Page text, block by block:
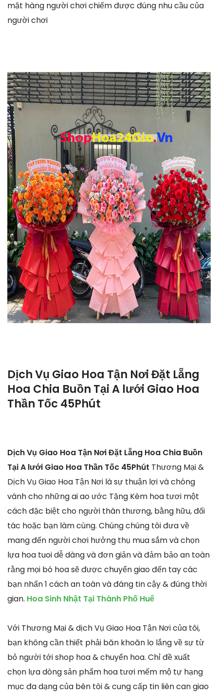
mặt hàng người chơi chiếm được đúng nhu cầu của
người chơi
Dịch Vụ Giao Hoa Tận Nơi Đặt Lẵng
Hoa Chia Buồn Tại A lưới Giao Hoa
Thần Tốc 45Phút
Dịch Vụ Giao Hoa Tận Nơi Đặt Lẵng Hoa Chia Buồn
Tại A lưới Giao Hoa Thần Tốc 45Phút Thương Mại &
Dịch Vụ Giao Hoa Tận Nơi là sự thuận lợi và chóng
vánh cho những ai ao ước Tặng Kèm hoa tươi một
cách đặc biệt cho người thân thương, bằng hữu, đối
tác hoặc bạn làm cùng. Chúng chúng tôi đưa về
mang đến người chơi hưởng thụ mua sắm và chọn
lựa hoa tuoi dễ dàng và đơn giản và đảm bảo an toàn
rằng mọi bó hoa sẽ được chuyển giao đến tay các
bạn nhấn 1 cách an toàn và đáng tin cậy & đúng thời
gian. Hoa Sinh Nhật Tại Thành Phố Huế
Với Thương Mại & dịch Vụ Giao Hoa Tận Nơi của tôi,
bạn không cần thiết phải băn khoăn lo lắng về sự từ
bỏ người tới shop hoa & chuyển hoa. Chỉ đề xuất
chọn lựa dòng sản phẩm hoa tươi mếm mộ tự hạng
mục đa dạng của bên tôi & cung cấp tin liên can giao